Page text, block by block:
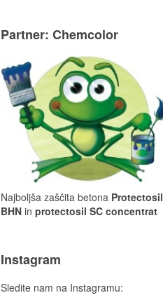
Partner: Chemcolor
Najboljša zaščita betona Protectosil
BHN in protectosil SC concentrat
Instagram
Sledite nam na Instagramu: